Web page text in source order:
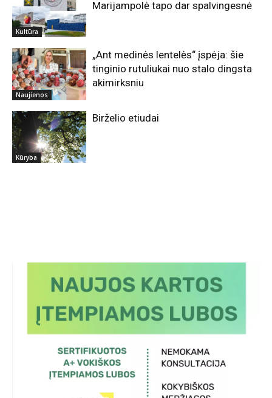
Kultūra
Marijampolė tapo dar spalvingesnė
Naujienos
„Ant medinės lentelės“ įspėja: šie
tinginio rutuliukai nuo stalo dingsta
akimirksniu
Kūryba
Birželio etiudai